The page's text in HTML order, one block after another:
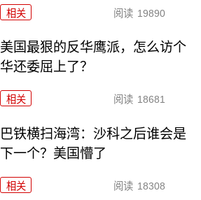
相关 阅读 19890
美国最狠的反华鹰派，怎么访个
华还委屈上了？
相关 阅读 18681
巴铁横扫海湾：沙科之后谁会是
下一个？美国懵了
相关 阅读 18308